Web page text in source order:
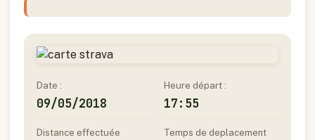
Date :
09/05/2018
Heure départ :
17:55
Distance effectuée Temps de deplacement